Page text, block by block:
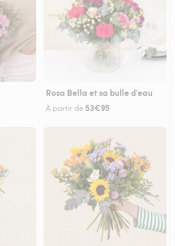
Rosa Bella et sa bulle d'eau
À partir de 53€95